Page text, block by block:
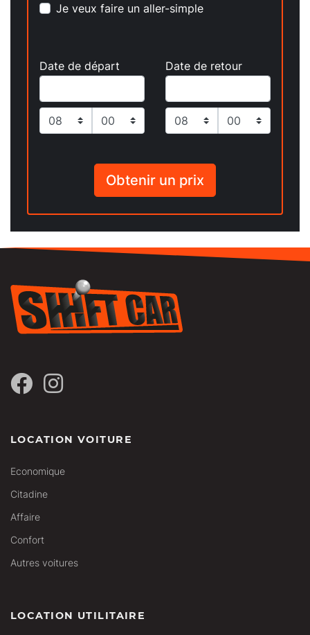
Je veux faire un aller-simple
Date de départ Date de retour
Obtenir un prix
LOCATION VOITURE
Economique
Citadine
Affaire
Confort
Autres voitures
LOCATION UTILITAIRE